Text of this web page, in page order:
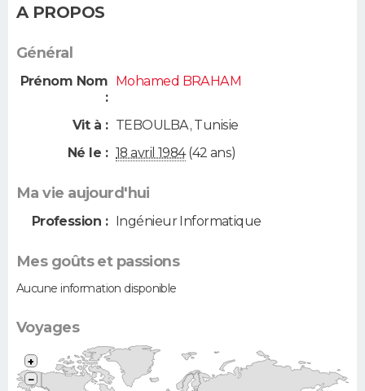
A PROPOS
Général
Prénom Nom
:
Mohamed BRAHAM
Vit à : TEBOULBA, Tunisie
Né le : 18 avril 1984(42 ans)
Ma vie aujourd'hui
Profession : Ingénieur Informatique
Mes goûts et passions
Aucune information disponible
Voyages
+
−